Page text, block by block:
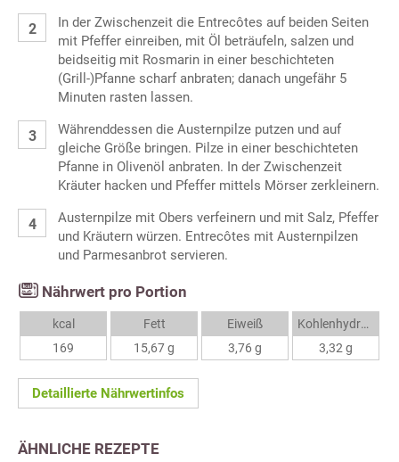
In der Zwischenzeit die Entrecôtes auf beiden Seiten
mit Pfeffer einreiben, mit Öl beträufeln, salzen und
beidseitig mit Rosmarin in einer beschichteten
(Grill-)Pfanne scharf anbraten; danach ungefähr 5
Minuten rasten lassen.
Währenddessen die Austernpilze putzen und auf
gleiche Größe bringen. Pilze in einer beschichteten
Pfanne in Olivenöl anbraten. In der Zwischenzeit
Kräuter hacken und Pfeffer mittels Mörser zerkleinern.
Austernpilze mit Obers verfeinern und mit Salz, Pfeffer
und Kräutern würzen. Entrecôtes mit Austernpilzen
und Parmesanbrot servieren.
Nährwert pro Portion
kcal
169
Fett
15,67 g
Eiweiß
3,76 g
Kohlenhydrate
3,32 g
Detaillierte Nährwertinfos
ÄHNLICHE REZEPTE